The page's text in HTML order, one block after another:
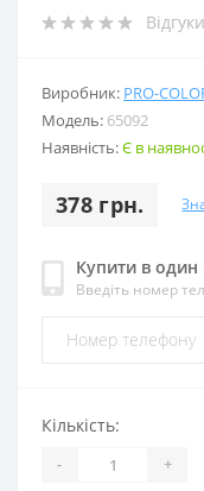
Виробник: PRO-
Модель: 65092
Наявність:Є в
378 грн.
Купити в один
Введіть номер
Кількість:
- +